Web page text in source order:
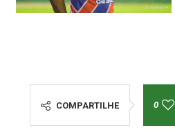
COMPARTILHE 0